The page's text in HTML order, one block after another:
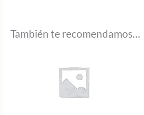
También te recomendamos…